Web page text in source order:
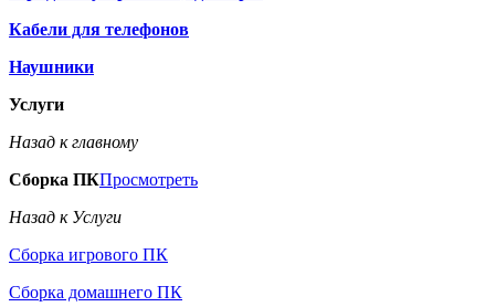
Кабели для телефонов
Наушники
Услуги
Назад к главному
Сборка ПКПросмотреть
Назад к Услуги
Сборка игрового ПК
Сборка домашнего ПК